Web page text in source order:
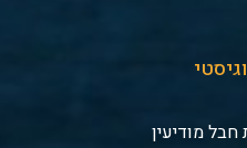
מודיעין